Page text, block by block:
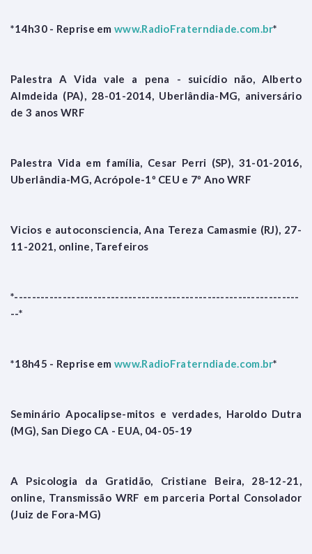
*14h30 - Reprise emwww.RadioFraterndiade.com.br*
Palestra A Vida vale a pena - suicídio não, Alberto
Almdeida (PA), 28-01-2014, Uberlândia-MG, aniversário
de 3 anos WRF
Palestra Vida em família, Cesar Perri (SP), 31-01-2016,
Uberlândia-MG, Acrópole-1º CEU e 7º Ano WRF
Vicios e autoconsciencia, Ana Tereza Camasmie (RJ), 27-
11-2021, online, Tarefeiros
*-----------------------------------------------------------------
--*
*18h45 - Reprise emwww.RadioFraterndiade.com.br*
Seminário Apocalipse-mitos e verdades, Haroldo Dutra
(MG), San Diego CA - EUA, 04-05-19
A Psicologia da Gratidão, Cristiane Beira, 28-12-21,
online, Transmissão WRF em parceria Portal Consolador
(Juiz de Fora-MG)